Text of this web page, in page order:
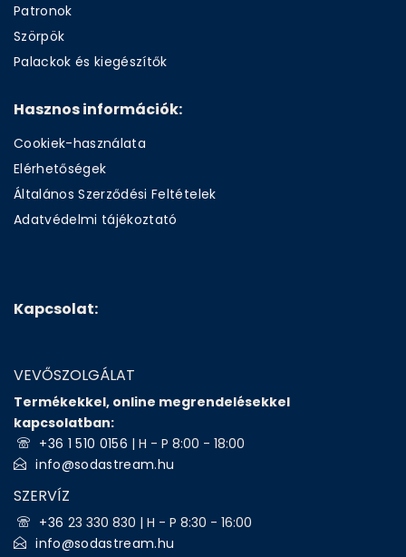
Patronok
Szörpök
Palackok és kiegészítők
Hasznos információk:
Cookiek-használata
Elérhetőségek
Általános Szerződési Feltételek
Adatvédelmi tájékoztató
Kapcsolat:
VEVŐSZOLGÁLAT
Termékekkel, online megrendelésekkel
kapcsolatban:
+36 1 510 0156 | H - P 8:00 - 18:00
info@sodastream.hu
SZERVÍZ
+36 23 330 830 | H - P 8:30 - 16:00
info@sodastream.hu